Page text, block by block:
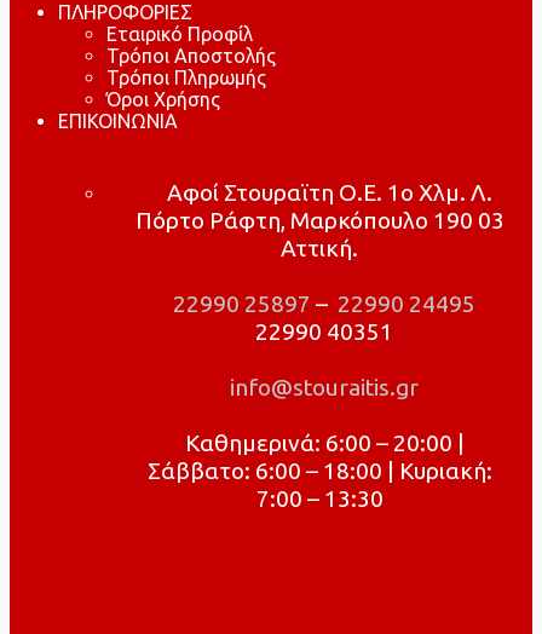
ΠΛΗΡΟΦΟΡΙΕΣ
Εταιρικό Προφίλ
Τρόποι Αποστολής
Τρόποι Πληρωμής
Όροι Χρήσης
ΕΠΙΚΟΙΝΩΝΙΑ
Αφοί Στουραϊτη Ο.Ε. 1ο Χλμ. Λ.
Πόρτο Ράφτη, Μαρκόπουλο 190 03
Αττική.
22990 25897 – 22990 24495
22990 40351
info@stouraitis.gr
Καθημερινά: 6:00 – 20:00 |
Σάββατο: 6:00 – 18:00 | Κυριακή:
7:00 – 13:30